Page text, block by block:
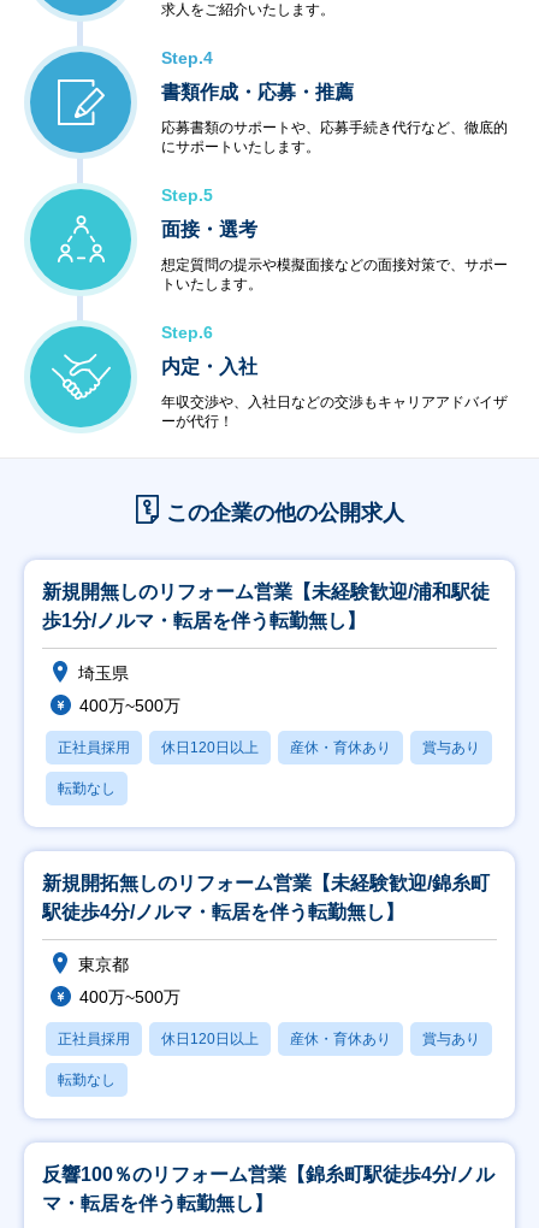
求人をご紹介いたします。
Step.4
書類作成・応募・推薦
応募書類のサポートや、応募手続き代行など、徹底的
にサポートいたします。
Step.5
面接・選考
想定質問の提示や模擬面接などの面接対策で、サポー
トいたします。
Step.6
内定・入社
年収交渉や、入社日などの交渉もキャリアアドバイザ
ーが代行！
この企業の他の公開求人
新規開無しのリフォーム営業【未経験歓迎/浦和駅徒
歩1分/ノルマ・転居を伴う転勤無し】
埼玉県
400万~500万
正社員採用 休日120日以上 産休・育休あり 賞与あり
転勤なし
新規開拓無しのリフォーム営業【未経験歓迎/錦糸町
駅徒歩4分/ノルマ・転居を伴う転勤無し】
東京都
400万~500万
正社員採用 休日120日以上 産休・育休あり 賞与あり
転勤なし
反響100％のリフォーム営業【錦糸町駅徒歩4分/ノル
マ・転居を伴う転勤無し】